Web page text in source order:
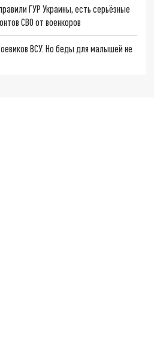
ГУР Украины, есть серьёзные
СВО от военкоров
ВСУ. Но беды для малышей не